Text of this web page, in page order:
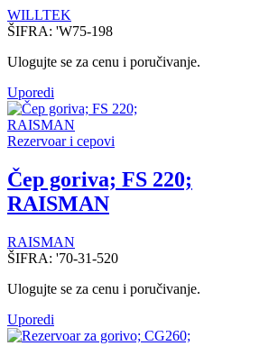
WILLTEK
ŠIFRA: 'W75-198
Ulogujte se za cenu i poručivanje.
Uporedi
Rezervoar i cepovi
Čep goriva; FS 220;
RAISMAN
RAISMAN
ŠIFRA: '70-31-520
Ulogujte se za cenu i poručivanje.
Uporedi